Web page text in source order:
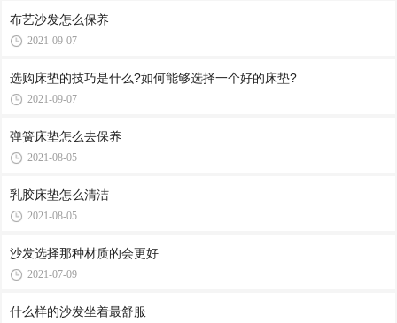
布艺沙发怎么保养
2021-09-07
选购床垫的技巧是什么?如何能够选择一个好的床垫?
2021-09-07
弹簧床垫怎么去保养
2021-08-05
乳胶床垫怎么清洁
2021-08-05
沙发选择那种材质的会更好
2021-07-09
什么样的沙发坐着最舒服